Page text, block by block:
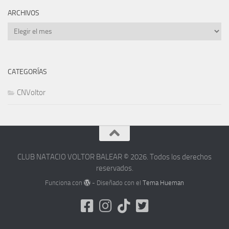
ARCHIVOS
Archivos
CATEGORÍAS
CNVoltor
CLUB NATACIO VOLTOR BALEAR © 2026. Todos los derechos
reservados.
Funciona con - Diseñado con elTema Hueman